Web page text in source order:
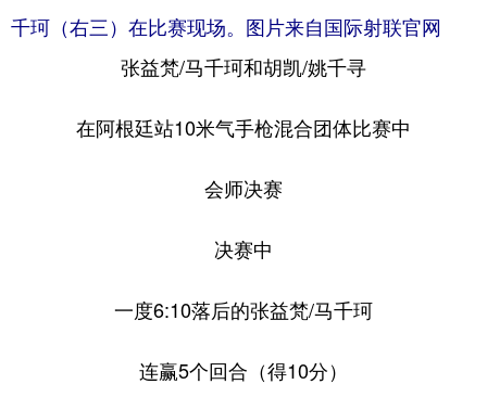
千珂（右三）在比赛现场。图片来自国际射联官网
张益梵/马千珂和胡凯/姚千寻
在阿根廷站10米气手枪混合团体比赛中
会师决赛
决赛中
一度6:10落后的张益梵/马千珂
连赢5个回合（得10分）